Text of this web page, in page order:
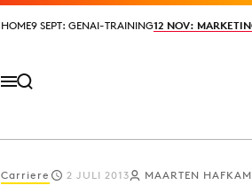
HOME9 SEPT: GENAI-TRAINING12 NOV:
HOME9 SEPT: GENAI-TRAINING12 NOV:
Carriere 2 JULI 2013 MAARTEN